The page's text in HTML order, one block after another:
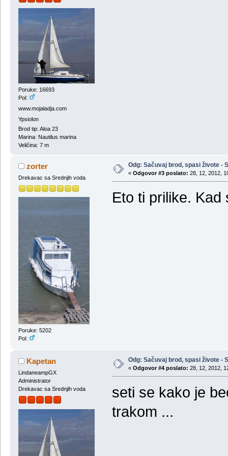
Poruke: 16693
Pol:
www.mojaladja.com
Ypsiolon
Brod tip: Aloa 23
Marina: Nautilus marina
Veličina: 7 m
zorter
Drekavac sa Srednjih voda
Poruke: 5202
Pol:
Odg: Sačuvaj brod, spasi živote -
« Odgovor #3 poslato: 28, 12, 2012,
Eto ti prilike. Kad
Kapetan
LindaneampGX
Administrator
Drekavac sa Srednjih voda
Odg: Sačuvaj brod, spasi živote -
« Odgovor #4 poslato: 28, 12, 2012,
seti se kako je
trakom ...